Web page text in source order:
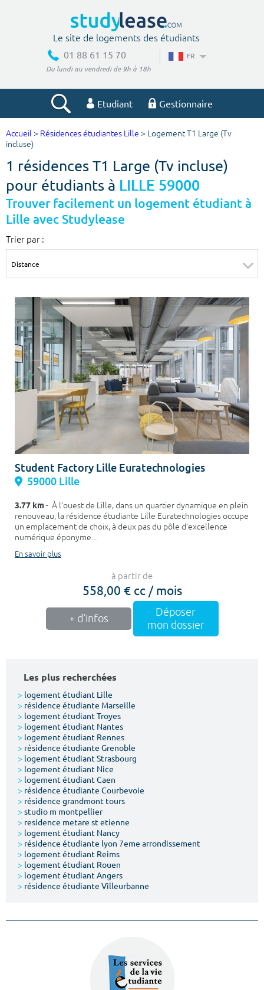
Le site de logements des étudiants
01 88 61 15 70
Du lundi au vendredi de 9h à 18h
FR
Etudiant Gestionnaire
Votre recherche
Ville, école
Budget min
€ €
Surface min
m²
Surface max
m²
Type de location
Colocation
Votre date d'entrée
Chercher
Accueil > Résidences étudiantes Lille > Logement T1 Large (Tv
incluse)
1 résidences T1 Large (Tv incluse)
pour étudiants à LILLE 59000
Trouver facilement un logement étudiant à
Lille avec Studylease
Trier par :
Student Factory Lille Euratechnologies
59000 Lille
3.77 km- À l’ouest de Lille, dans un quartier dynamique en plein
renouveau, la résidence étudiante Lille Euratechnologies occupe
un emplacement de choix, à deux pas du pôle d’excellence
numérique éponyme...
En savoir plus
à partir de
558,00 € cc / mois
+ d'infos
Déposer
mon dossier
Les plus recherchées
> logement étudiant Lille
> résidence étudiante Marseille
> logement étudiant Troyes
> logement étudiant Nantes
> logement étudiant Rennes
> résidence étudiante Grenoble
> logement étudiant Strasbourg
> logement étudiant Nice
> logement étudiant Caen
> résidence étudiante Courbevoie
> résidence grandmont tours
> studio m montpellier
> residence metare st etienne
> logement étudiant Nancy
> résidence étudiante lyon 7eme arrondissement
> logement étudiant Reims
> logement étudiant Rouen
> logement étudiant Angers
> résidence étudiante Villeurbanne